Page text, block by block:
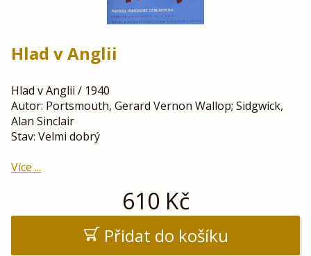
Hlad v Anglii
Hlad v Anglii / 1940
Autor: Portsmouth, Gerard Vernon Wallop; Sidgwick,
Alan Sinclair
Stav: Velmi dobrý
Více ...
610 Kč
Přidat do košíku